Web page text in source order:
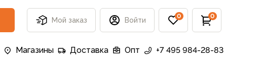
Мой заказ Войти 0 0
Магазины Доставка Опт +7 495 984-28-83